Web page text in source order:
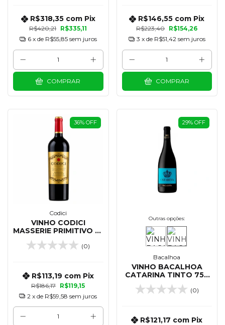
R$420,21 R$335,11
R$318,35 com Pix
6 x de R$55,85 sem juros
COMPRAR
R$223,40 R$154,26
R$146,55 com Pix
3 x de R$51,42 sem juros
COMPRAR
36% OFF
Codici
VINHO CODICI
MASSERIE PRIMITIVO DI
MANDURIA 750 ML
(0)
R$186,17 R$119,15
R$113,19 com Pix
2 x de R$59,58 sem juros
29% OFF
Outras opções:
Bacalhoa
VINHO BACALHOA
CATARINA TINTO 750
ML
(0)
R$121,17 com Pix